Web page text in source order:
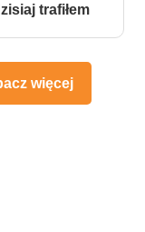
trafiłem
więcej